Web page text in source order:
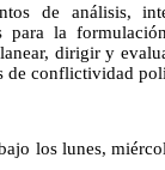
de análisis,
la
dirigir y
de conflictividad
los lunes,